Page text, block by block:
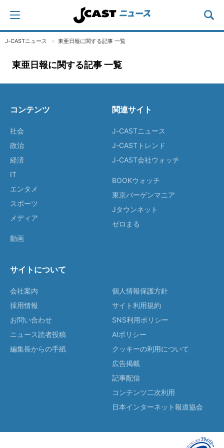
J-CASTニュース 東亜日報に関する記事 一覧
東亜日報に関する記事 一覧
コンテンツ
社会
政治
経済
IT
エンタメ
スポーツ
メディア
動画
関連サイト
J-CASTニュース
J-CASTトレンド
J-CAST会社ウォッチ
BOOKウォッチ
東京バーゲンマニア
Jタウンネット
ゼロまる
サイトについて
会社案内
採用情報
お問い合わせ
ニュース読者投稿
編集長からの手紙
個人情報保護方針
サイト利用規約
SNS利用ポリシー
AIポリシー
クッキーの利用について
広告掲載
記事配信
コンテンツ二次利用
日本インターネット報道協会